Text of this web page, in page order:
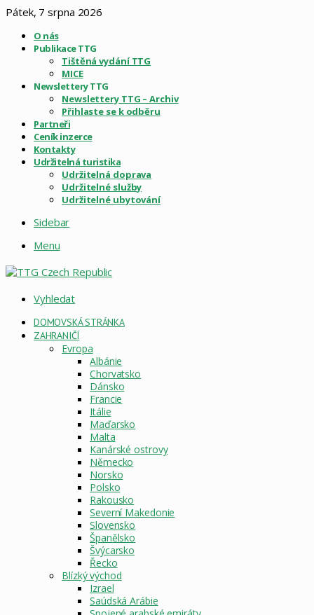
Pátek, 7 srpna 2026
O nás
Publikace TTG
Tištěná vydání TTG
MICE
Newslettery TTG
Newslettery TTG – Archiv
Přihlaste se k odběru
Partneři
Ceník inzerce
Kontakty
Udržitelná turistika
Udržitelná doprava
Udržitelné služby
Udržitelné ubytování
Sidebar
Menu
Vyhledat
DOMOVSKÁ STRÁNKA
ZAHRANIČÍ
Evropa
Albánie
Chorvatsko
Dánsko
Francie
Itálie
Maďarsko
Malta
Kanárské ostrovy
Německo
Norsko
Polsko
Rakousko
Severní Makedonie
Slovensko
Španělsko
Švýcarsko
Řecko
Blízký východ
Izrael
Saúdská Arábie